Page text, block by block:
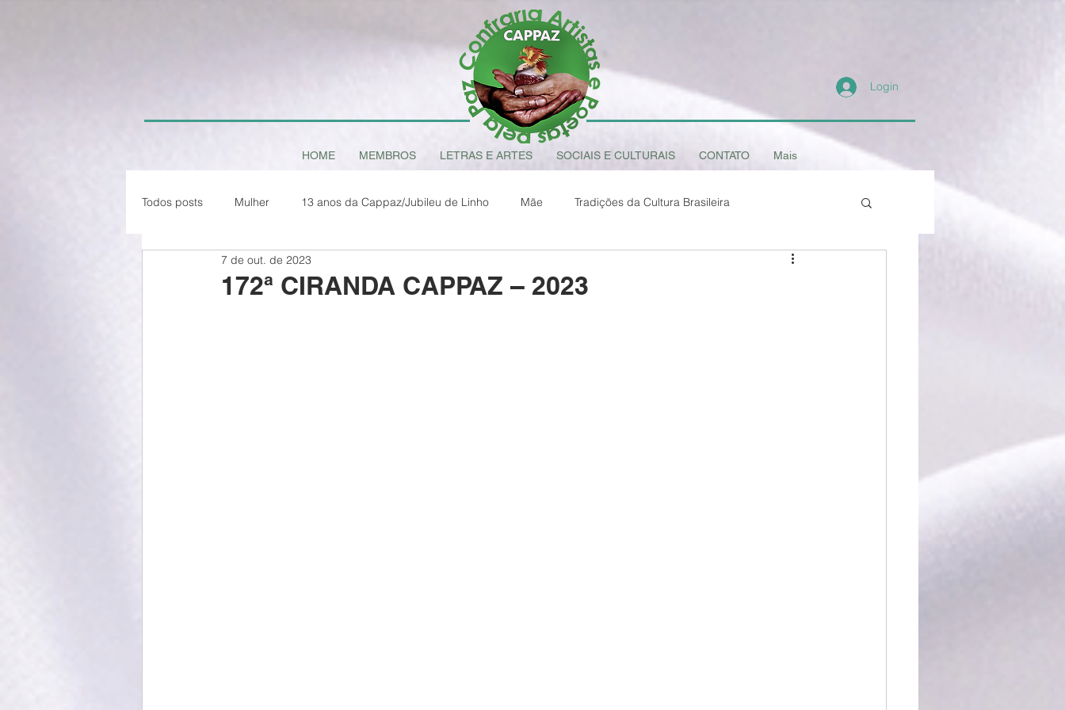
Login
HOME MEMBROS LETRAS E ARTES SOCIAIS E CULTURAIS CONTATO Mais
Todos posts Mulher 13 anos da Cappaz/Jubileu de Linho Mãe Tradições da Cultura Brasileira
Paz em Tempo de Pandemia
172ª CIRANDA CAPPAZ – 2023
7 de out. de 2023